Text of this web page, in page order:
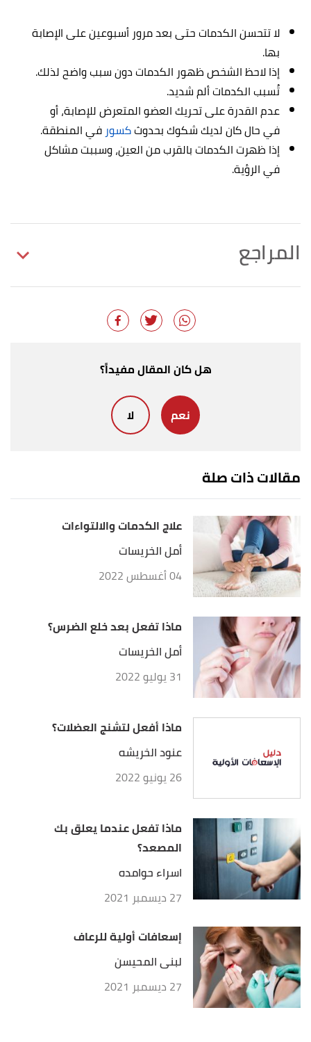
لا تتحسن الكدمات حتى بعد مرور أسبوعين على الإصابة
بها.
إذا لاحظ الشخص ظهور الكدمات دون سبب واضح لذلك.
تُسبب الكدمات ألم شديد.
عدم القدرة على تحريك العضو المتعرض للإصابة، أو
في حال كان لديك شكوك بحدوثكسور في المنطقة.
إذا ظهرت الكدمات بالقرب من العين، وسببت مشاكل
في الرؤية.
المراجع
, healthline
,clevelandclinic
,mayoclinic
kidshealth
هل كان المقال مفيداً؟
نعم لا
مقالات ذات صلة
علاج الكدمات والالتواءات
أمل الخريسات
04 أغسطس 2022
ماذا تفعل بعد خلع الضرس؟
أمل الخريسات
31 يوليو 2022
ماذا أفعل لتشنج العضلات؟
عنود الخريشه
26 يونيو 2022
ماذا تفعل عندما يعلق بك
المصعد؟
اسراء حوامده
27 ديسمبر 2021
إسعافات أولية للرعاف
لبنى المحيسن
27 ديسمبر 2021